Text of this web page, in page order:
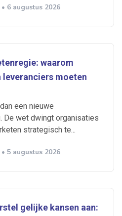
6 augustus 2026
waarom
leveranciers moeten
een nieuwe
De wet dwingt organisaties
strategisch te...
5 augustus 2026
gelijke kansen aan: